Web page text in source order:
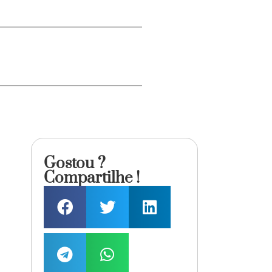
Gostou ?
Compartilhe !